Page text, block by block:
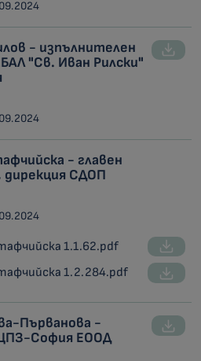
- изпълнителен
"Св. Иван Рилски"
- главен
дирекция СДОП
1.1.62.pdf
1.2.284.pdf
Първанова -
София ЕООД